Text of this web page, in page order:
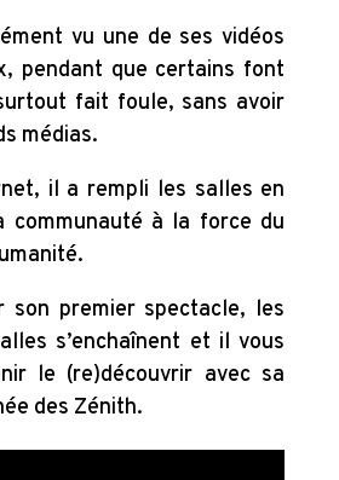
vu une de ses vidéos
pendant que certains font
fait foule, sans avoir
médias.
il a rempli les salles en
communauté à la force du
son premier spectacle, les
s’enchaînent et il vous
le (re)découvrir avec sa
des Zénith.